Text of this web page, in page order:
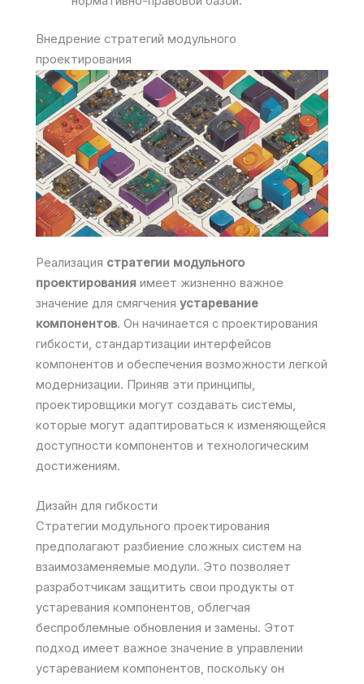
Внедрение стратегий модульного
проектирования
Реализация стратегии модульного
проектирования имеет жизненно важное
значение для смягчения устаревание
компонентов. Он начинается с проектирования
гибкости, стандартизации интерфейсов
компонентов и обеспечения возможности легкой
модернизации. Приняв эти принципы,
проектировщики могут создавать системы,
которые могут адаптироваться к изменяющейся
доступности компонентов и технологическим
достижениям.
Дизайн для гибкости
Стратегии модульного проектирования
предполагают разбиение сложных систем на
взаимозаменяемые модули. Это позволяет
разработчикам защитить свои продукты от
устаревания компонентов, облегчая
беспроблемные обновления и замены. Этот
подход имеет важное значение в управлении
устареванием компонентов, поскольку он